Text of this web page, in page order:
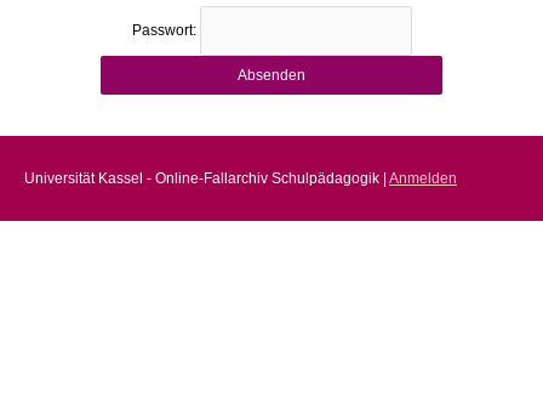
Passwort:
Universität Kassel - Online-Fallarchiv Schulpädagogik | Anmelden